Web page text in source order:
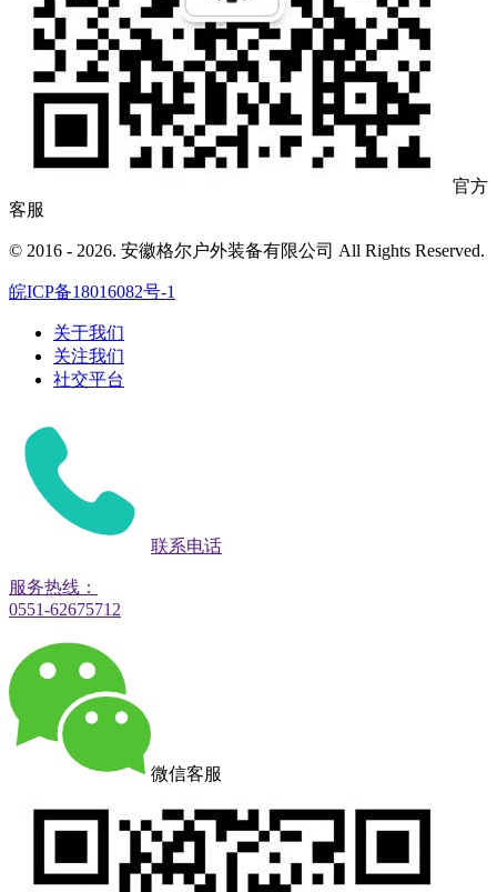
官方
客服
© 2016 - 2026. 安徽格尔户外装备有限公司 All Rights Reserved.
皖ICP备18016082号-1
关于我们
关注我们
社交平台
联系电话
服务热线：
0551-62675712
微信客服